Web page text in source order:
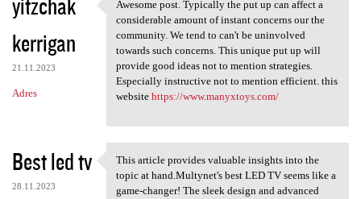
kerrigan
21.11.2023
Adres
Awesome post. Typically the
Awesome post. Typically the put up can affect a
considerable amount of instant concerns our the
community. We tend to can't be uninvolved
towards such concerns. This unique put up will
provide good ideas not to mention strategies.
Especially instructive not to mention efficient. this
website https://www.manyxtoys.com/
Best led tv
28.11.2023
This article provides
This article provides valuable insights into the
topic at hand.Multynet's best LED TV seems like a
game-changer! The sleek design and advanced